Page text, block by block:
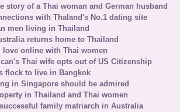
story of a Thai woman and German husband
with Thaland's No.1 dating site
men living in Thailand
returns home to Thailand
online with Thai women
Thai wife opts out of US Citizenship
flock to live in Bangkok
in Singapore should be admired
in Thailand and Thai women
family matriarch in Australia